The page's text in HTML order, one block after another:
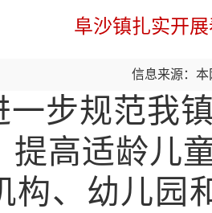
阜沙镇扎实开
信息来源：本
一步规范我
提高适龄儿
构、幼儿园